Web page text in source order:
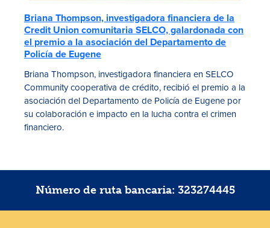
Briana Thompson, investigadora financiera de la
Credit Union comunitaria SELCO, galardonada con
el premio a la asociación del Departamento de
Policía de Eugene
Briana Thompson, investigadora financiera en SELCO
Community cooperativa de crédito, recibió el premio a la
asociación del Departamento de Policía de Eugene por
su colaboración e impacto en la lucha contra el crimen
financiero.
Número de ruta bancaria: 323274445